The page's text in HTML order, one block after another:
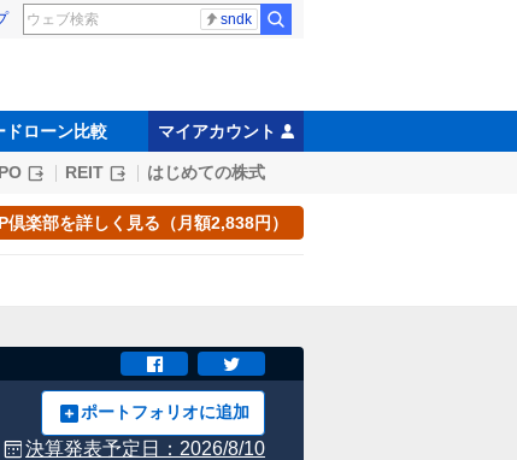
sndk
ドローン比較 マイアカウント
REIT はじめての株式
倶楽部を詳しく見る（月額2,838円）
ポートフォリオに追加
決算発表予定日： 2026/8/10